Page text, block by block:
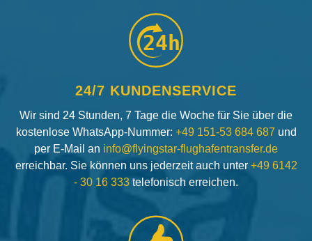
24h
24/7 KUNDENSERVICE
Wir sind 24 Stunden, 7 Tage die Woche für Sie über die
kostenlose WhatsApp-Nummer: +49 151-53 684 687 und
per E-Mail an info@flyingstar-flughafentransfer.de
erreichbar. Sie können uns jederzeit auch unter +49 6142
- 30 16 333 telefonisch erreichen.